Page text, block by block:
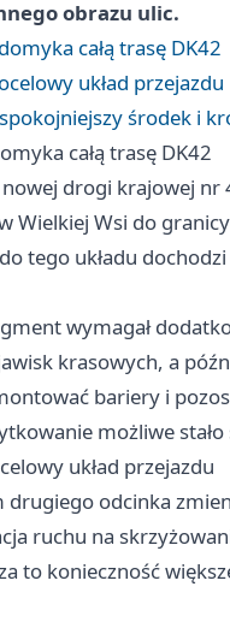
obrazu ulic.
całą trasę DK42
układ przejazdu
środek i
całą trasę DK42
drogi krajowej
Wielkiej Wsi do granicy
tego układu
wymagał
krasowych, a
bariery i
możliwe
układ przejazdu
odcinka
ruchu na
to konieczność